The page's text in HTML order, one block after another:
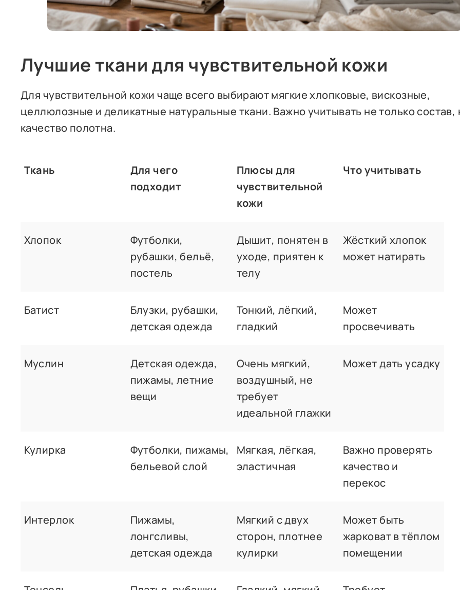
Лучшие ткани для чувствительной кожи
Для чувствительной кожи чаще всего выбирают мягкие хлопковые, вискозные,
целлюлозные и деликатные натуральные ткани. Важно учитывать не только состав,
качество полотна.
Ткань
Для чего
подходит
Плюсы для
чувствительной
кожи
Что учитывать
Хлопок
Футболки,
рубашки, бельё,
постель
Дышит, понятен в
уходе, приятен к
телу
Жёсткий хлопок
может натирать
Батист
Блузки, рубашки,
детская одежда
Тонкий, лёгкий,
гладкий
Может
просвечивать
Муслин
Детская одежда,
пижамы, летние
вещи
Очень мягкий,
воздушный, не
требует
идеальной глажки
Может дать усадку
Кулирка
Футболки, пижамы,
бельевой слой
Мягкая, лёгкая,
эластичная
Важно проверять
качество и
перекос
Интерлок
Пижамы,
лонгсливы,
детская одежда
Мягкий с двух
сторон, плотнее
кулирки
Может быть
жарковат в тёплом
помещении